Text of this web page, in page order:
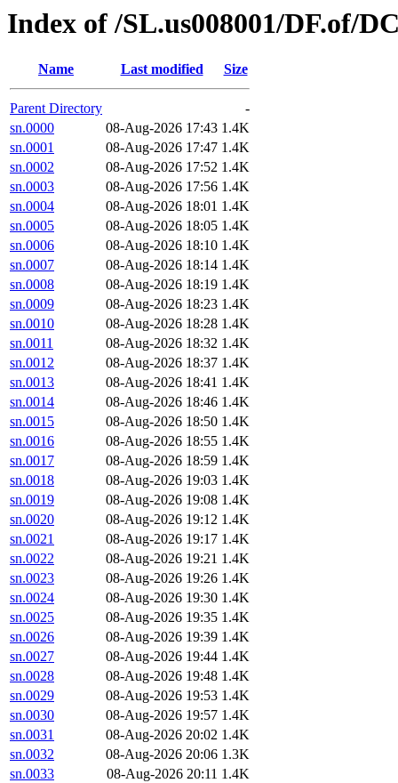
Index of /SL.us008001/DF.of/
Name Last modified Size
Parent Directory
-
sn.0000
08-Aug-2026 17:43 1.4K
sn.0001
08-Aug-2026 17:47 1.4K
sn.0002
08-Aug-2026 17:52 1.4K
sn.0003
08-Aug-2026 17:56 1.4K
sn.0004
08-Aug-2026 18:01 1.4K
sn.0005
08-Aug-2026 18:05 1.4K
sn.0006
08-Aug-2026 18:10 1.4K
sn.0007
08-Aug-2026 18:14 1.4K
sn.0008
08-Aug-2026 18:19 1.4K
sn.0009
08-Aug-2026 18:23 1.4K
sn.0010
08-Aug-2026 18:28 1.4K
sn.0011
08-Aug-2026 18:32 1.4K
sn.0012
08-Aug-2026 18:37 1.4K
sn.0013
08-Aug-2026 18:41 1.4K
sn.0014
08-Aug-2026 18:46 1.4K
sn.0015
08-Aug-2026 18:50 1.4K
sn.0016
08-Aug-2026 18:55 1.4K
sn.0017
08-Aug-2026 18:59 1.4K
sn.0018
08-Aug-2026 19:03 1.4K
sn.0019
08-Aug-2026 19:08 1.4K
sn.0020
08-Aug-2026 19:12 1.4K
sn.0021
08-Aug-2026 19:17 1.4K
sn.0022
08-Aug-2026 19:21 1.4K
sn.0023
08-Aug-2026 19:26 1.4K
sn.0024
08-Aug-2026 19:30 1.4K
sn.0025
08-Aug-2026 19:35 1.4K
sn.0026
08-Aug-2026 19:39 1.4K
sn.0027
08-Aug-2026 19:44 1.4K
sn.0028
08-Aug-2026 19:48 1.4K
sn.0029
08-Aug-2026 19:53 1.4K
sn.0030
08-Aug-2026 19:57 1.4K
sn.0031
08-Aug-2026 20:02 1.4K
sn.0032
08-Aug-2026 20:06 1.3K
sn.0033
08-Aug-2026 20:11 1.4K